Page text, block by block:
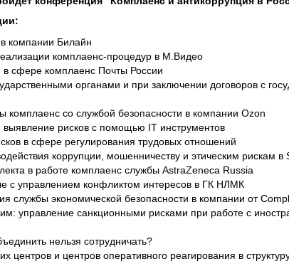
компании Билайн
комплаенс-процедур в М.Видео
сфере комплаенс Почты России
органами и при заключении договоров с
со службой безопасности в компании Ozon
рисков с помощью IT инструментов
в сфере регулирования трудовых отношений
коррупции, мошенничеству и этическим рискам в
в работе комплаенс службы AstraZeneca Russia
с управлением конфликтом интересов в ГК НЛМК
службы экономической безопасности в компании от
управление санкционными рисками при работе с
нельзя сотрудничать?
центров и центров оперативного реагирования в